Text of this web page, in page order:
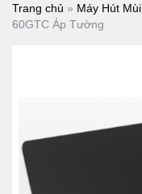
Trang chủ » Máy Hút Mùi
60GTC Áp Tường